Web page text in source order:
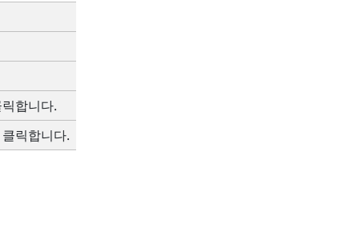
합니다.
릭합니다.